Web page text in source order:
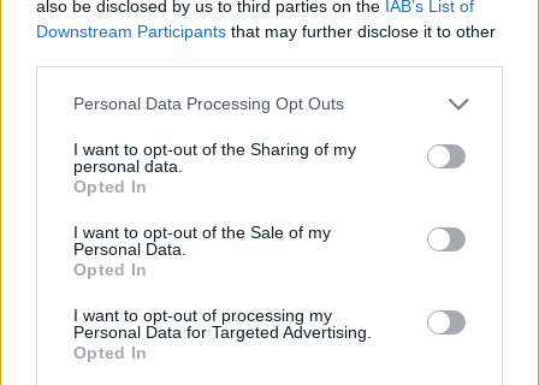
also be disclosed by us to third parties on the IAB’s List of
Downstream Participants that may further disclose it to other
Please note that this website/app uses one or more Google
not limited to your visit or usage behaviour. You may click to
grant or deny consent to Google and its third-party tags to
use your data for below specified purposes in below Google
consent section.
Personal Data Processing Opt Outs
I want to opt-out of the Sharing of my
personal data.
Opted In
I want to opt-out of the Sale of my
Personal Data.
Opted In
I want to opt-out of processing my
Personal Data for Targeted Advertising.
Opted In